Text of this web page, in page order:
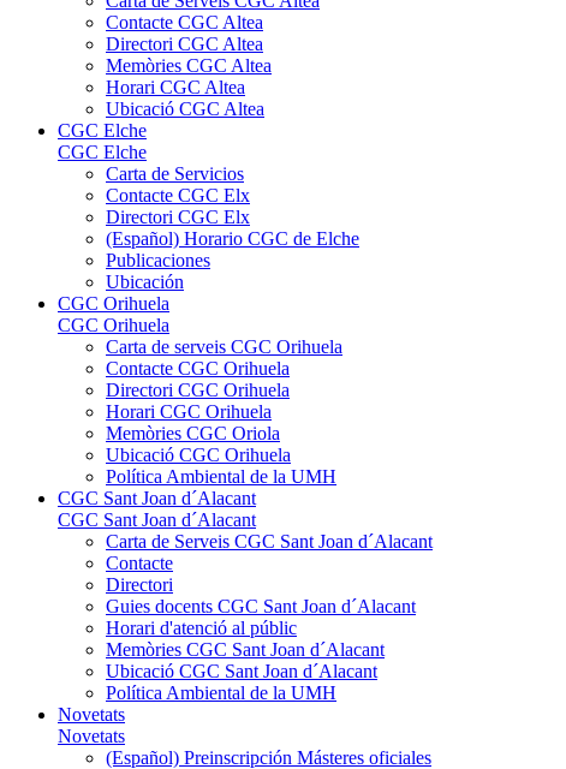
Contacte CGC Altea
Directori CGC Altea
Memòries CGC Altea
Horari CGC Altea
Ubicació CGC Altea
CGC Elche
CGC Elche
Carta de Servicios
Contacte CGC Elx
Directori CGC Elx
(Español) Horario CGC de Elche
Publicaciones
Ubicación
CGC Orihuela
CGC Orihuela
Carta de serveis CGC Orihuela
Contacte CGC Orihuela
Directori CGC Orihuela
Horari CGC Orihuela
Memòries CGC Oriola
Ubicació CGC Orihuela
Política Ambiental de la UMH
CGC Sant Joan d´Alacant
CGC Sant Joan d´Alacant
Carta de Serveis CGC Sant Joan d´Alacant
Contacte
Directori
Guies docents CGC Sant Joan d´Alacant
Horari d'atenció al públic
Memòries CGC Sant Joan d´Alacant
Ubicació CGC Sant Joan d´Alacant
Política Ambiental de la UMH
Novetats
Novetats
(Español) Preinscripción Másteres oficiales